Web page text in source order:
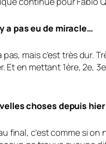
a pas eu de miracle…
pas, mais c’est très
Et en mettant 1ère, 2e,
choses depuis
final, c’est comme si